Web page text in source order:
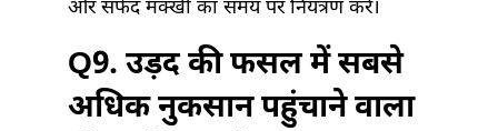
और सफेद मक्खी का समय पर नियंत्रण करें।
Q9. उड़द की फसल में सबसे
अधिक नुकसान पहुंचाने वाला